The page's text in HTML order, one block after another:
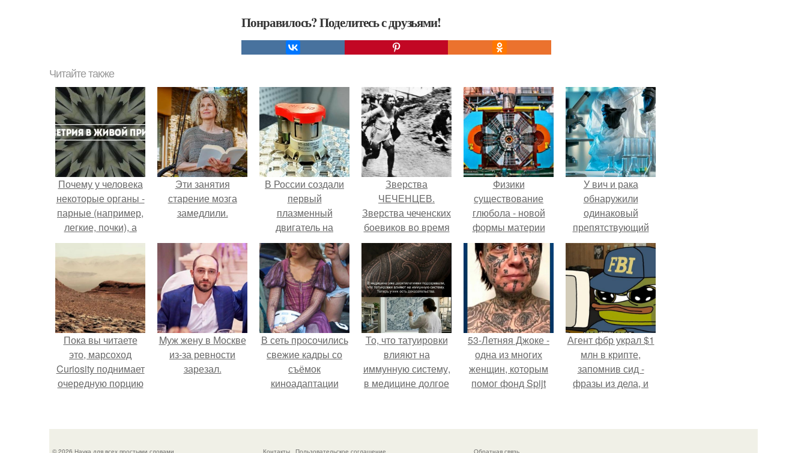
Понравилось? Поделитесь с друзьями!
Читайте также
Почему у человека
некоторые органы -
парные (например,
легкие, почки), а
другие - в одном
экземпляре?
Эти занятия
старение мозга
замедлили.
В России создали
первый
плазменный
двигатель на
криптоне.
Зверства
ЧЕЧЕНЦЕВ.
Зверства чеченских
боевиков во время
первой чеченской.
Физики
существование
глюбола - новой
формы материи
подтвердили.
У вич и рака
обнаружили
одинаковый
препятствующий
лечению механизм.
Пока вы читаете
это, марсоход
Curiosity поднимает
очередную порцию
Mуж жену в Москве
из-за ревности
зарезал.
В сеть просочились
свежие кадры со
съёмок
киноадаптации
моментально
То, что татуировки
влияют на
иммунную систему,
в медицине долгое
лишь как гипотеза.
53-Летняя Джоке -
одна из многих
женщин, которым
помог фонд Spijt
Роттердаме.
Агент фбр украл $1
млн в крипте,
запомнив сид -
фразы из дела, и
потратить.
© 2026 Наука для всех простыми словами Контакты Пользовательское соглашение Обратная связь